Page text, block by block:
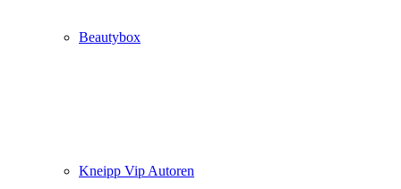
Beautybox
Kneipp Vip Autoren